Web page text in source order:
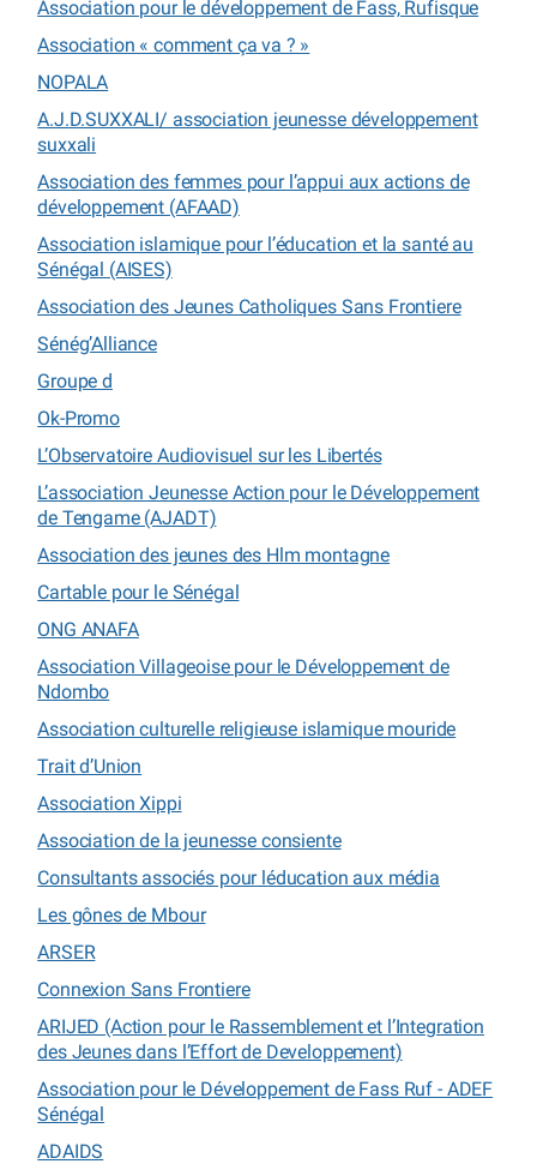
Association pour le développement de Fass, Rufisque
Association « comment ça va ? »
NOPALA
A.J.D.SUXXALI/ association jeunesse développement
suxxali
Association des femmes pour l’appui aux actions de
développement (AFAAD)
Association islamique pour l’éducation et la santé au
Sénégal (AISES)
Association des Jeunes Catholiques Sans Frontiere
Sénég’Alliance
Groupe d
Ok-Promo
L’Observatoire Audiovisuel sur les Libertés
L’association Jeunesse Action pour le Développement
de Tengame (AJADT)
Association des jeunes des Hlm montagne
Cartable pour le Sénégal
ONG ANAFA
Association Villageoise pour le Développement de
Ndombo
Association culturelle religieuse islamique mouride
Trait d’Union
Association Xippi
Association de la jeunesse consiente
Consultants associés pour léducation aux média
Les gônes de Mbour
ARSER
Connexion Sans Frontiere
ARIJED (Action pour le Rassemblement et l’Integration
des Jeunes dans l’Effort de Developpement)
Association pour le Développement de Fass Ruf - ADEF
Sénégal
ADAIDS